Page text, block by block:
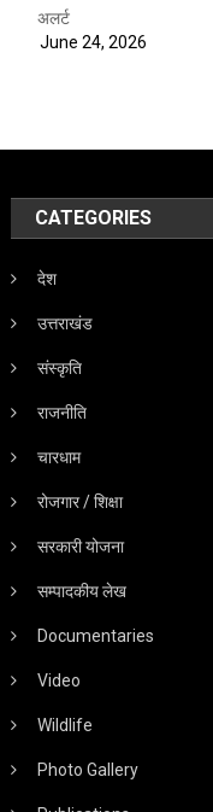
अलर्ट
June 24, 2026
CATEGORIES
देश
उत्तराखंड
संस्कृति
राजनीति
चारधाम
रोजगार / शिक्षा
सरकारी योजना
सम्पादकीय लेख
Documentaries
Video
Wildlife
Photo Gallery